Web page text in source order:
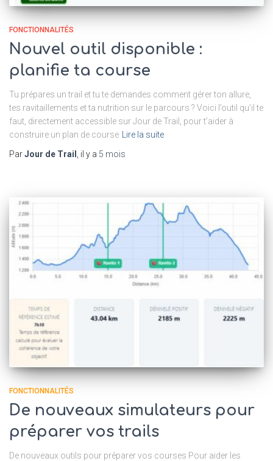
FONCTIONNALITÉS
Nouvel outil disponible :
planifie ta course
Tu prépares un trail et tu te demandes comment gérer ton allure,
tes ravitaillements et ta nutrition sur le parcours ? Voici l’outil qu’il te
faut, directement accessible sur Jour de Trail, pour t’aider à
construire un plan de course
Lire la suite
ParJour de Trail , il y a 5 mois
FONCTIONNALITÉS
De nouveaux simulateurs pour
préparer vos trails
De nouveaux outils pour préparer vos courses Pour aider les